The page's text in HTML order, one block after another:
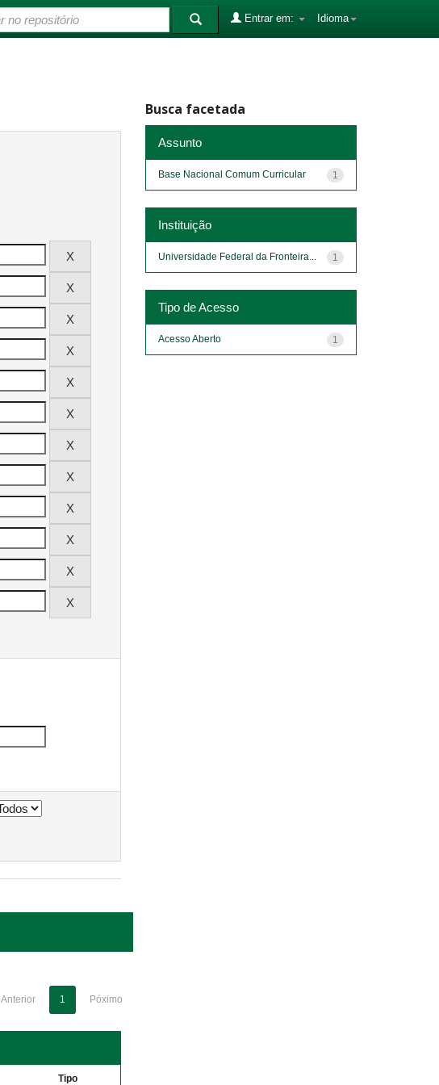
Idioma
Entrar em:
Anterior 1 Póximo
Tipo
Busca facetada
Assunto
1
Base Nacional Comum Curricular
Instituição
1
Universidade Federal da Fronteira...
Tipo de Acesso
1
Acesso Aberto